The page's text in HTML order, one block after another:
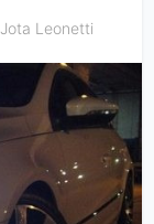
Jota Leonetti